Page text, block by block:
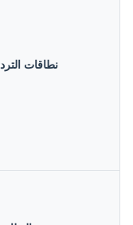
نطاقات التردد